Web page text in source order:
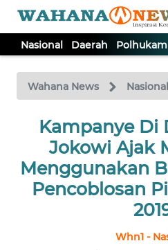
Nasional Daerah Polhukam
Wahana News Nasional
Kampanye Di
Jokowi Ajak
Menggunakan
Pencoblosan
Whn1 -
TV
Tutup
NASIONAL
DAERAH